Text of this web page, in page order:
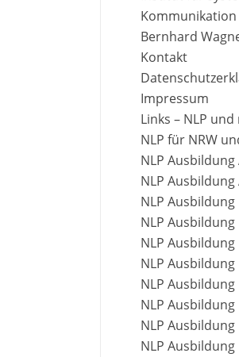
Bernhard
Kontakt
Impressum
Links – NLP
NLP für NRW
NLP Ausbildung
NLP Ausbildung
NLP
NLP Ausbildung
NLP
NLP Ausbildung
NLP
NLP
NLP
NLP